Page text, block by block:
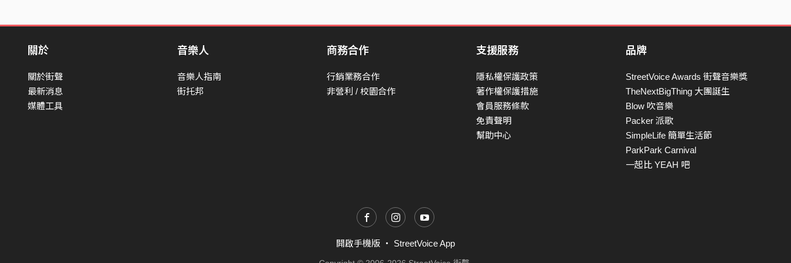
關於
關於街聲
最新消息
媒體工具
音樂人
音樂人指南
街托邦
商務合作
行銷業務合作
非營利 / 校園合作
支援服務
隱私權保護政策
著作權保護措施
會員服務條款
免責聲明
幫助中心
品牌
StreetVoice Awards 街聲音樂獎
TheNextBigThing 大團誕生
Blow 吹音樂
Packer 派歌
SimpleLife 簡單生活節
ParkPark Carnival
一起比 YEAH 吧
開啟手機版 ・ StreetVoice App